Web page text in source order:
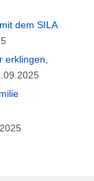
dem SILA
erklingen,